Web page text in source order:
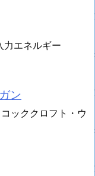
力エネルギー
ン
ッククロフト・ウ